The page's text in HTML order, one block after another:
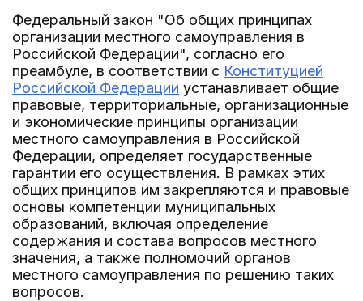
Федеральный закон "Об общих принципах
организации местного самоуправления в
Российской Федерации", согласно его
преамбуле, в соответствии с Конституцией
Российской Федерации устанавливает общие
правовые, территориальные, организационные
и экономические принципы организации
местного самоуправления в Российской
Федерации, определяет государственные
гарантии его осуществления. В рамках этих
общих принципов им закрепляются и правовые
основы компетенции муниципальных
образований, включая определение
содержания и состава вопросов местного
значения, а также полномочий органов
местного самоуправления по решению таких
вопросов.